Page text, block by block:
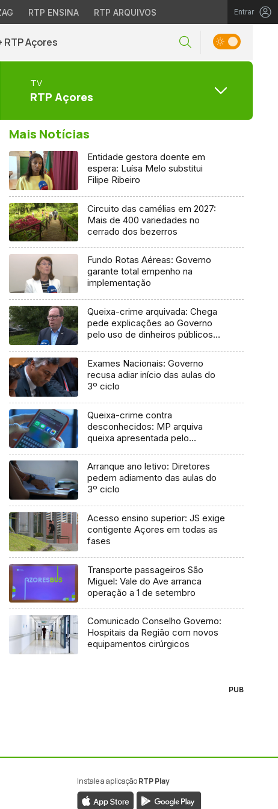
RTP ENSINA RTP ARQUIVOS Entrar
RTP Açores
TV
RTP Açores
Mais Notícias
Entidade gestora doente em
espera: Luísa Melo substitui
Filipe Ribeiro
Circuito das camélias em 2027:
Mais de 400 variedades no
cerrado dos bezerros
Fundo Rotas Aéreas: Governo
garante total empenho na
implementação
Queixa-crime arquivada: Chega
pede explicações ao Governo
pelo uso de dinheiros públicos
Exames Nacionais: Governo
recusa adiar início das aulas do
3º ciclo
Queixa-crime contra
desconhecidos: MP arquiva
queixa apresentada pelo
Arranque ano letivo: Diretores
pedem adiamento das aulas do
3º ciclo
Acesso ensino superior: JS exige
contigente Açores em todas as
fases
Transporte passageiros São
Miguel: Vale do Ave arranca
operação a 1 de setembro
Comunicado Conselho Governo:
Hospitais da Região com novos
equipamentos cirúrgicos
PUB
Instale a aplicaçãoRTP Play